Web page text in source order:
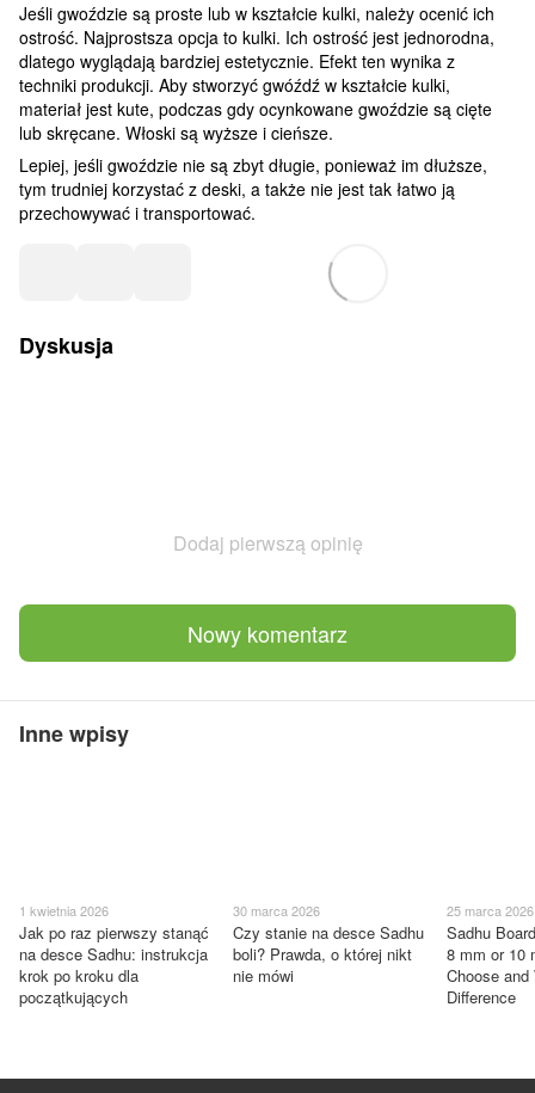
Jeśli gwoździe są proste lub w kształcie kulki, należy ocenić ich
ostrość. Najprostsza opcja to kulki. Ich ostrość jest jednorodna,
dlatego wyglądają bardziej estetycznie. Efekt ten wynika z
techniki produkcji. Aby stworzyć gwóźdź w kształcie kulki,
materiał jest kute, podczas gdy ocynkowane gwoździe są cięte
lub skręcane. Włoski są wyższe i cieńsze.
Lepiej, jeśli gwoździe nie są zbyt długie, ponieważ im dłuższe,
tym trudniej korzystać z deski, a także nie jest tak łatwo ją
przechowywać i transportować.
Dyskusja
Dodaj pierwszą opinię
Nowy komentarz
Inne wpisy
1 kwietnia 2026
Jak po raz pierwszy stanąć
na desce Sadhu: instrukcja
krok po kroku dla
początkujących
30 marca 2026
Czy stanie na desce Sadhu
boli? Prawda, o której nikt
nie mówi
25 marca 2026
Sadhu
8 mm or
Choose and
Difference